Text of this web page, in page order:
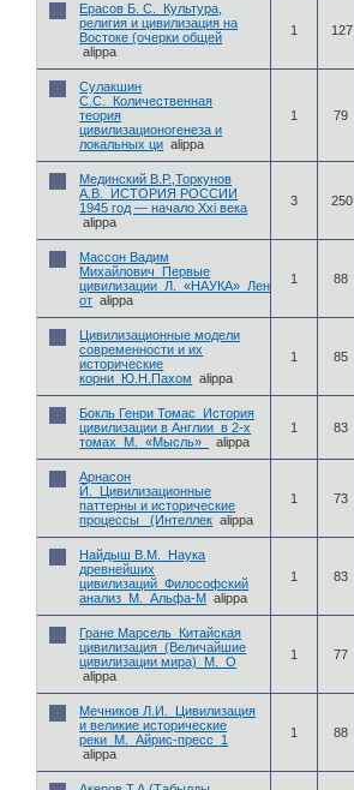
Ерасов Б. С._Культура,
религия и цивилизация на
Востоке (очерки общей
alippa
1 127
Сулакшин
С.С._Количественная
теория
цивилизационогенеза и
локальных ци alippa
1 79
Мединский В.Р.,Торкунов
А.В._ИСТОРИЯ РОССИИ
1945 год — начало Xxi века
alippa
3 250
Массон Вадим
Михайлович_Первые
цивилизации_Л._«НАУКА»_Ленинградское
от alippa
1 88
Цивилизационные модели
современности и их
исторические
корни_Ю.Н.Пахом
alippa
1 85
Бокль Генри Томас_История
цивилизации в Англии_в 2-х
томах_М._«Мысль»_
alippa
1 83
Арнасон
Й._Цивилизационные
паттерны и исторические
процессы _(Интеллек alippa
1 73
Найдыш В.М._Наука
древнейших
цивилизаций_Философский
анализ_М._Альфа-М alippa
1 83
Гране Марсель_Китайская
цивилизация_(Величайшие
цивилизации мира)_М._О
alippa
1 77
Мечников Л.И._Цивилизация
и великие исторические
реки_М._Айрис-пресс_1
alippa
1 88